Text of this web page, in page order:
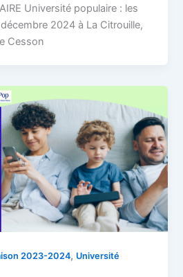
Université populaire : les
2024 à La Citrouille,
Cesson
2023-2024, Université